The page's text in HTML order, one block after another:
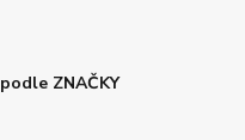
podle ZNAČKY